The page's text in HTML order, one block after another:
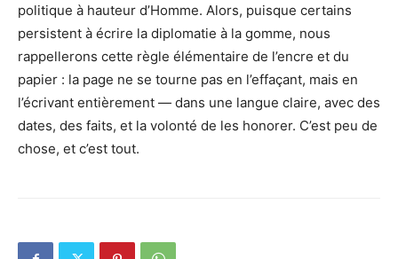
politique à hauteur d’Homme. Alors, puisque certains
persistent à écrire la diplomatie à la gomme, nous
rappellerons cette règle élémentaire de l’encre et du
papier : la page ne se tourne pas en l’effaçant, mais en
l’écrivant entièrement — dans une langue claire, avec des
dates, des faits, et la volonté de les honorer. C’est peu de
chose, et c’est tout.